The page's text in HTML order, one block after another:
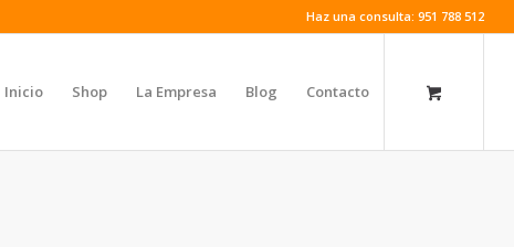
Haz una consulta: 951 788 512
Inicio Shop La Empresa Blog Contacto